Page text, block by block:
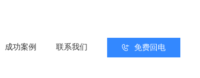
成功案例 联系我们 免费回电